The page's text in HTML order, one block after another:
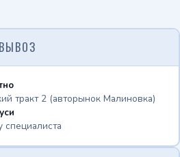
тракт 2 (авторынок Малиновка)
специалиста